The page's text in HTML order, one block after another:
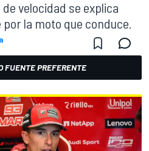
velocidad se explica
la moto que conduce.
FUENTE PREFERENTE